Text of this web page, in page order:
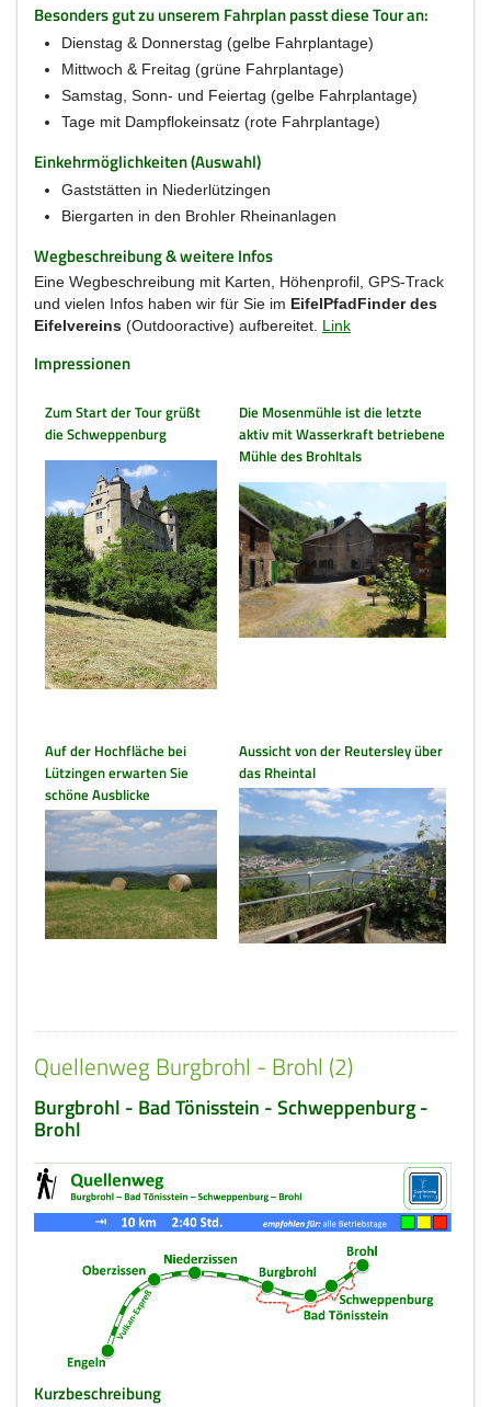
Besonders gut zu unserem Fahrplan passt diese Tour an:
Dienstag & Donnerstag (gelbe Fahrplantage)
Mittwoch & Freitag (grüne Fahrplantage)
Samstag, Sonn- und Feiertag (gelbe Fahrplantage)
Tage mit Dampflokeinsatz (rote Fahrplantage)
Einkehrmöglichkeiten (Auswahl)
Gaststätten in Niederlützingen
Biergarten in den Brohler Rheinanlagen
Wegbeschreibung & weitere Infos
Eine Wegbeschreibung mit Karten, Höhenprofil, GPS-Track
und vielen Infos haben wir für Sie im EifelPfadFinder des
Eifelvereins (Outdooractive) aufbereitet. Link
Impressionen
Zum Start der Tour grüßt
die Schweppenburg
Die Mosenmühle ist die letzte
aktiv mit Wasserkraft betriebene
Mühle des Brohltals
Auf der Hochfläche bei
Lützingen erwarten Sie
schöne Ausblicke
Aussicht von der Reutersley über
das Rheintal
Quellenweg Burgbrohl - Brohl (2)
Burgbrohl - Bad Tönisstein - Schweppenburg -
Brohl
Kurzbeschreibung